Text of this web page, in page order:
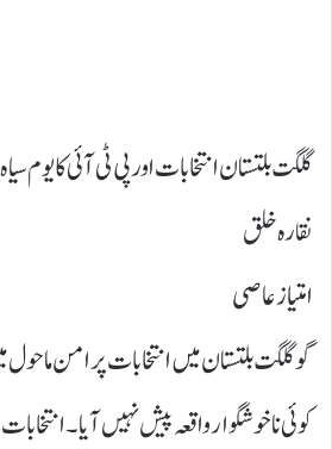
گلگت بلتستان انتخابات اور پی ٹی آئی کا یوم سیاہ
نقارہ خلق
امتیاز عاصی
گو گلگت بلتستان میں انتخابات پرامن
کوئی ناخوشگوار واقعہ پیش نہیں آیا۔